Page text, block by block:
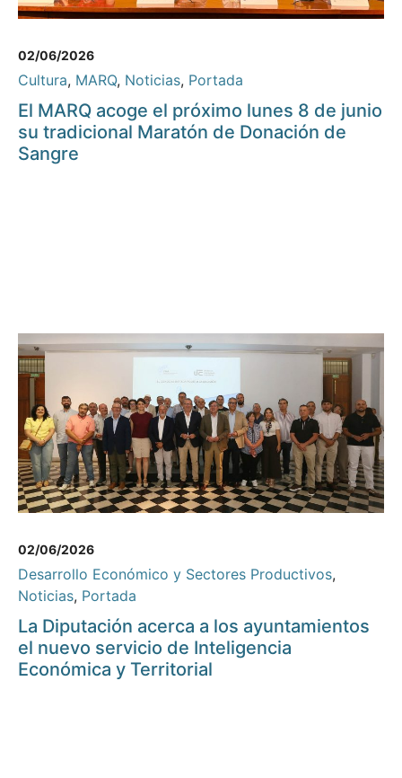
02/06/2026
Cultura, MARQ, Noticias, Portada
El MARQ acoge el próximo lunes 8 de junio
su tradicional Maratón de Donación de
Sangre
02/06/2026
Desarrollo Económico y Sectores Productivos,
Noticias, Portada
La Diputación acerca a los ayuntamientos
el nuevo servicio de Inteligencia
Económica y Territorial